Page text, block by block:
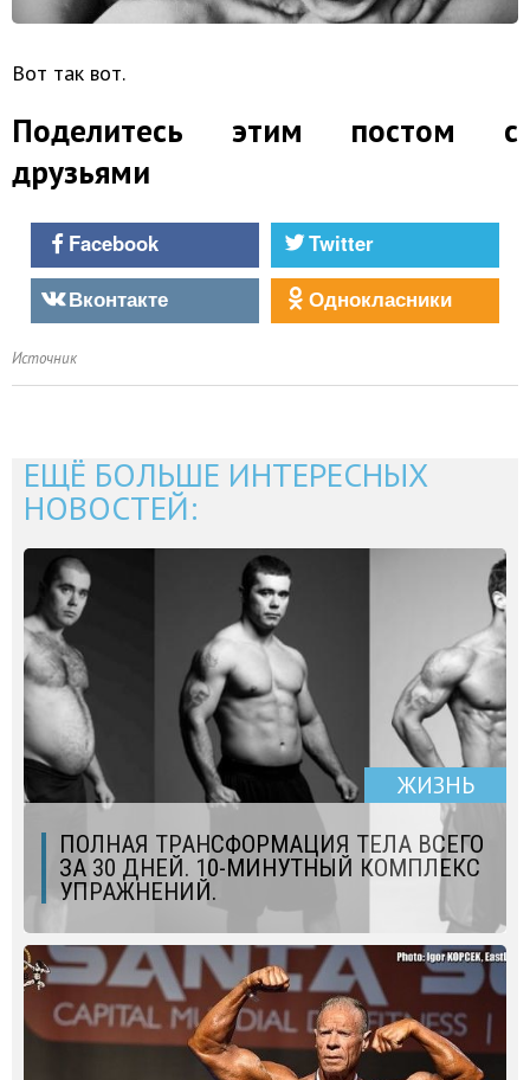
Вот так вот.
Поделитесь этим постом с
друзьями
Facebook
Twitter
Вконтакте
Однокласники
Источник
ЕЩЁ БОЛЬШЕ ИНТЕРЕСНЫХ
НОВОСТЕЙ:
ЖИЗНЬ
ПОЛНАЯ ТРАНСФОРМАЦИЯ ТЕЛА ВСЕГО
ЗА 30 ДНЕЙ. 10-МИНУТНЫЙ КОМПЛЕКС
УПРАЖНЕНИЙ.